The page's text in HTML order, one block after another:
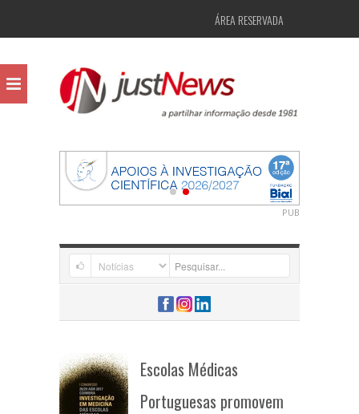
ÁREA RESERVADA
PUB
Escolas Médicas
Portuguesas promovem